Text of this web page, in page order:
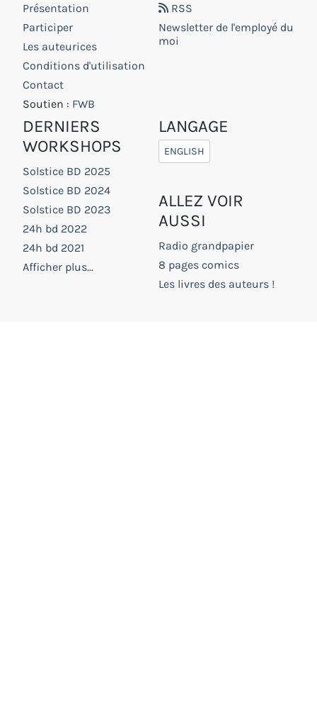
Présentation
Participer
Les auteurices
Conditions d'utilisation
Contact
Soutien : FWB
RSS
Newsletter de l'employé du
moi
DERNIERS
WORKSHOPS
Solstice BD 2025
Solstice BD 2024
Solstice BD 2023
24h bd 2022
24h bd 2021
Afficher plus...
LANGAGE
ENGLISH
ALLEZ VOIR
AUSSI
Radio grandpapier
8 pages comics
Les livres des auteurs !